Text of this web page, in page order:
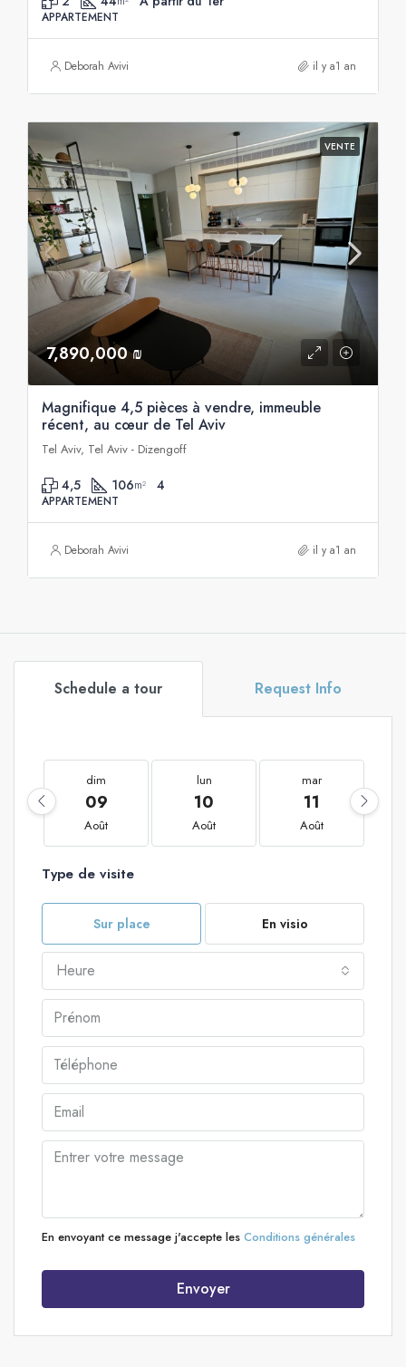
APPARTEMENT
Deborah Avivi il y a1 an
VENTE
7,890,000 ₪
Magnifique 4,5 pièces à vendre, immeuble
récent, au cœur de Tel Aviv
Tel Aviv, Tel Aviv - Dizengoff
4,5 106m² 4
APPARTEMENT
Deborah Avivi il y a1 an
Schedule a tour Request Info
dim
09
Août
lun
10
Août
mar
11
Août
Type de visite
Sur place En visio
Heure
En envoyant ce message j'accepte les Conditions générales
Envoyer